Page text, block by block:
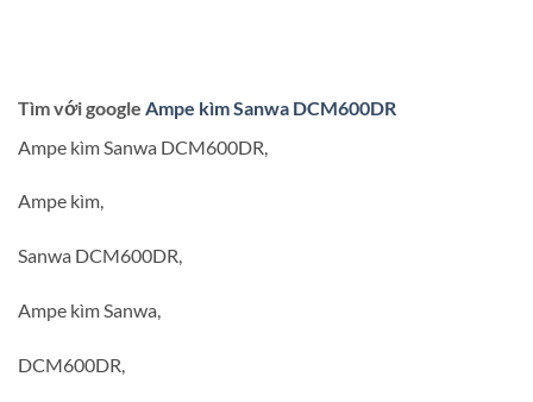
Tìm với google Ampe kìm Sanwa DCM600DR
Ampe kìm Sanwa DCM600DR,
Ampe kìm,
Sanwa DCM600DR,
Ampe kìm Sanwa,
DCM600DR,